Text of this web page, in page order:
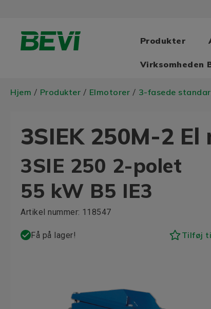
Produkter
Virksomheden
Hjem / Produkter / Elmotorer / 3-fasede
3SIEK 250M-2
3SIE 250 2-polet
55 kW B5 IE3
Artikel nummer: 118547
Få på lager! Tilføj